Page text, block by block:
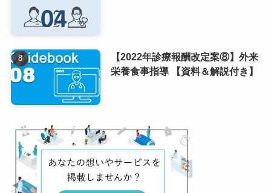
【2022年診療報酬改定案⑧】外来
栄養食事指導 【資料＆解説付き】